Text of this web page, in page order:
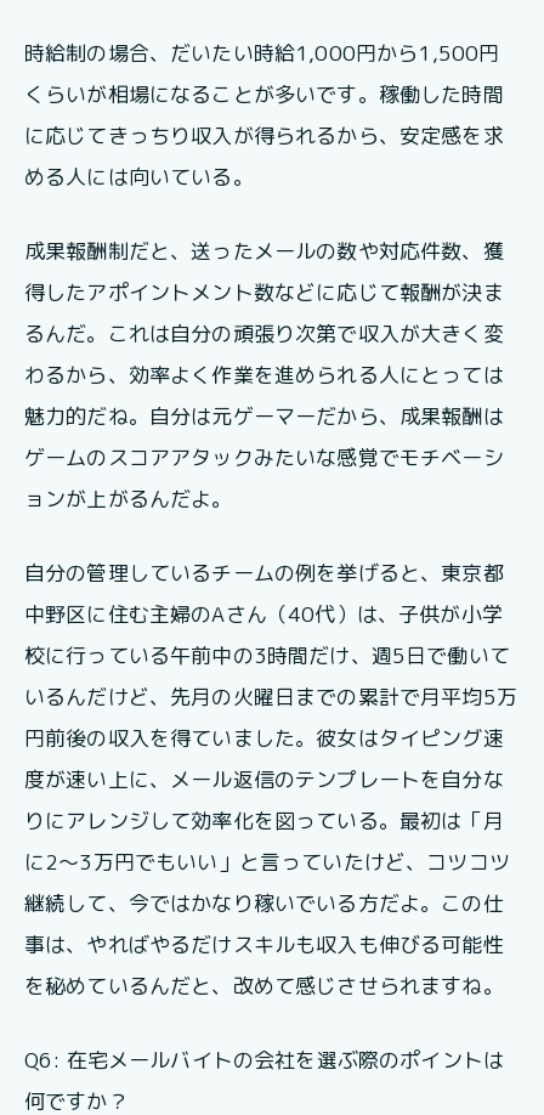
時給制の場合、だいたい時給1,000円から1,500円
くらいが相場になることが多いです。稼働した時間
に応じてきっちり収入が得られるから、安定感を求
める人には向いている。
成果報酬制だと、送ったメールの数や対応件数、獲
得したアポイントメント数などに応じて報酬が決ま
るんだ。これは自分の頑張り次第で収入が大きく変
わるから、効率よく作業を進められる人にとっては
魅力的だね。自分は元ゲーマーだから、成果報酬は
ゲームのスコアアタックみたいな感覚でモチベーシ
ョンが上がるんだよ。
自分の管理しているチームの例を挙げると、東京都
中野区に住む主婦のAさん（40代）は、子供が小学
校に行っている午前中の3時間だけ、週5日で働いて
いるんだけど、先月の火曜日までの累計で月平均5万
円前後の収入を得ていました。彼女はタイピング速
度が速い上に、メール返信のテンプレートを自分な
りにアレンジして効率化を図っている。最初は「月
に2～3万円でもいい」と言っていたけど、コツコツ
継続して、今ではかなり稼いでいる方だよ。この仕
事は、やればやるだけスキルも収入も伸びる可能性
を秘めているんだと、改めて感じさせられますね。
Q6: 在宅メールバイトの会社を選ぶ際のポイントは
何ですか？